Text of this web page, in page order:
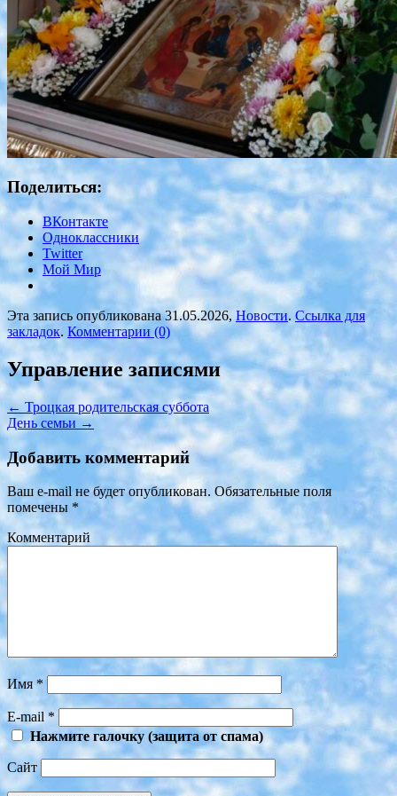
Поделиться:
ВКонтакте
Одноклассники
Twitter
Мой Мир
Эта запись опубликована 31.05.2026, Новости. Ссылка для
закладок. Комментарии (0)
Управление записями
← Троцкая родительская суббота
День семьи→
Добавить комментарий
Ваш e-mail не будет опубликован. Обязательные поля
помечены *
Комментарий
Имя*
E-mail *
Нажмите галочку (защита от спама)
Сайт